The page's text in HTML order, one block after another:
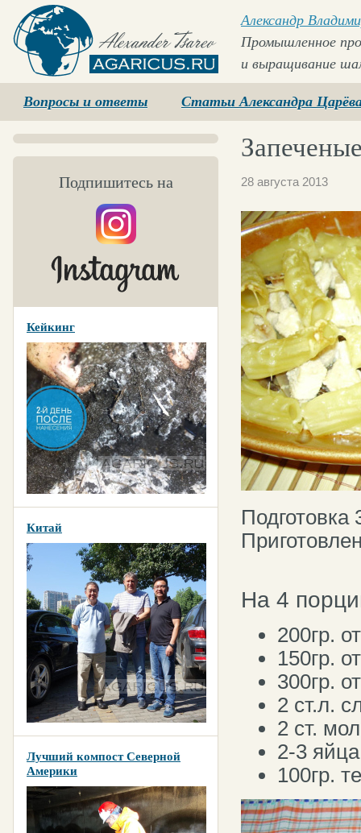
Agaricus.ru
Александр
Промышленное
и выращивание
Вопросы и ответы Статьи Александра
Подпишитесь на
Кейкинг
Китай
Лучший компост Северной
Америки
28 августа 2013
Подготовка
На 4
200гр.
150гр.
300гр.
2 ст.л.
2 ст.
2-3
100гр.